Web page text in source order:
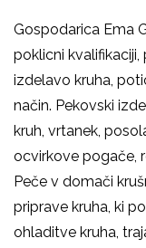
Gospodarica Ema
poklicni
izdelavo kruha,
način. Pekovski
kruh, vrtanek,
ocvirkove pogače,
Peče v domači
priprave kruha, ki
ohladitve kruha,